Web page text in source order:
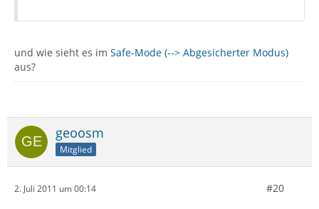
und wie sieht es im Safe-Mode (--> Abgesicherter Modus)
aus?
geoosm
Mitglied
2. Juli 2011 um 00:14 #20